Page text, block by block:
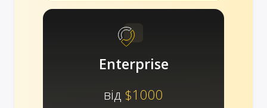
Enterprise
від $1000